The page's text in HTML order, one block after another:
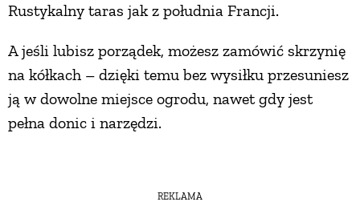
Rustykalny taras jak z południa Francji.
A jeśli lubisz porządek, możesz zamówić skrzynię
na kółkach – dzięki temu bez wysiłku przesuniesz
ją w dowolne miejsce ogrodu, nawet gdy jest
pełna donic i narzędzi.
REKLAMA